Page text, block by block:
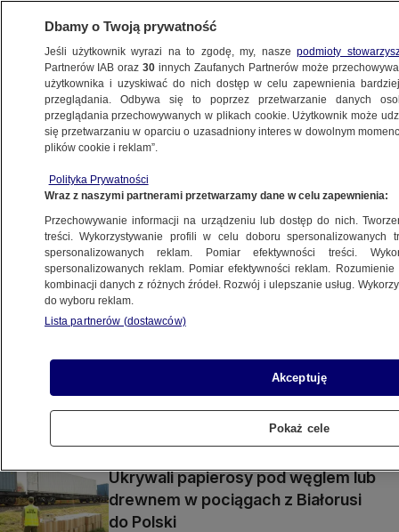
ZAMOŚĆ
Był poszukiwany za pedofilię.
Wytropili go "łowcy głów"
LUBLIN
Areszt dla księdza, byłego dyrektora
Światowych Dni Młodzieży. Apel
prokuratury
LUBLIN
Odbierali migrantów z granicy i wieźli
do Niemiec
LUBLIN
Ukrywali papierosy pod węglem lub
drewnem w pociągach z Białorusi
do Polski
Dbamy o Twoją prywatność
Jeśli użytkownik wyrazi na to zgodę, my, naszepodmioty
Partnerów IAB oraz30 innych Zaufanych Partnerów może
użytkownika i uzyskiwać do nich dostęp w celu zapewnienia
przeglądania. Odbywa się to poprzez przetwarzanie danych
przeglądania przechowywanych w plikach cookie. Użytkownik może
się przetwarzaniu w oparciu o uzasadniony interes w dowolnym
plików cookie i reklam”.
Polityka Prywatności
Wraz z naszymi partnerami przetwarzamy dane w celu zapewnienia:
Przechowywanie informacji na urządzeniu lub dostęp do nich.
treści. Wykorzystywanie profili w celu doboru spersonalizowanych
spersonalizowanych reklam. Pomiar efektywności treści.
spersonalizowanych reklam. Pomiar efektywności reklam.
kombinacji danych z różnych źródeł. Rozwój i ulepszanie usług.
do wyboru reklam.
Lista partnerów (dostawców)
Akceptuję
Pokaż cele